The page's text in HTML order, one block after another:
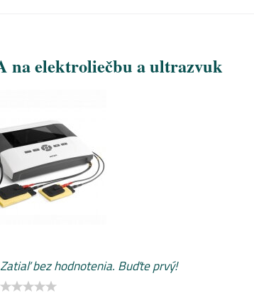
na elektroliečbu a ultrazvuk
Zatiaľ bez hodnotenia. Buďte prvý!